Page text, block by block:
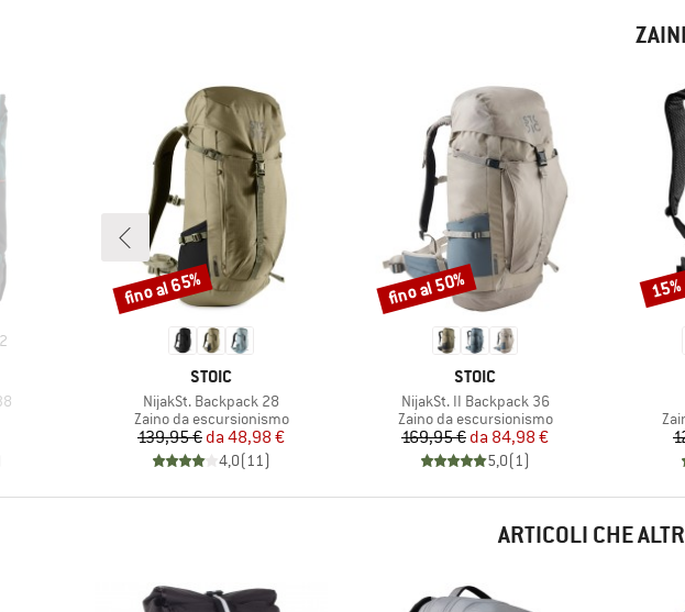
2
MARCHIO
STOIC
Articolo
NijakSt. Backpack 28
Gruppo di prodotti
Zaino da escursionismo
Prezzo
139,95 € Prezzo ridotto
da 48,98 €
4,0(11)
Sconto
fino al 65%
MARCHIO
STOIC
Articolo
NijakSt. II Backpack 36
Gruppo di prodotti
Zaino da escursionismo
Prezzo
169,95 € Prezzo ridotto
da 84,98 €
5,0(1)
Sconto
fino al 50% 15%
ARTICOLI CHE